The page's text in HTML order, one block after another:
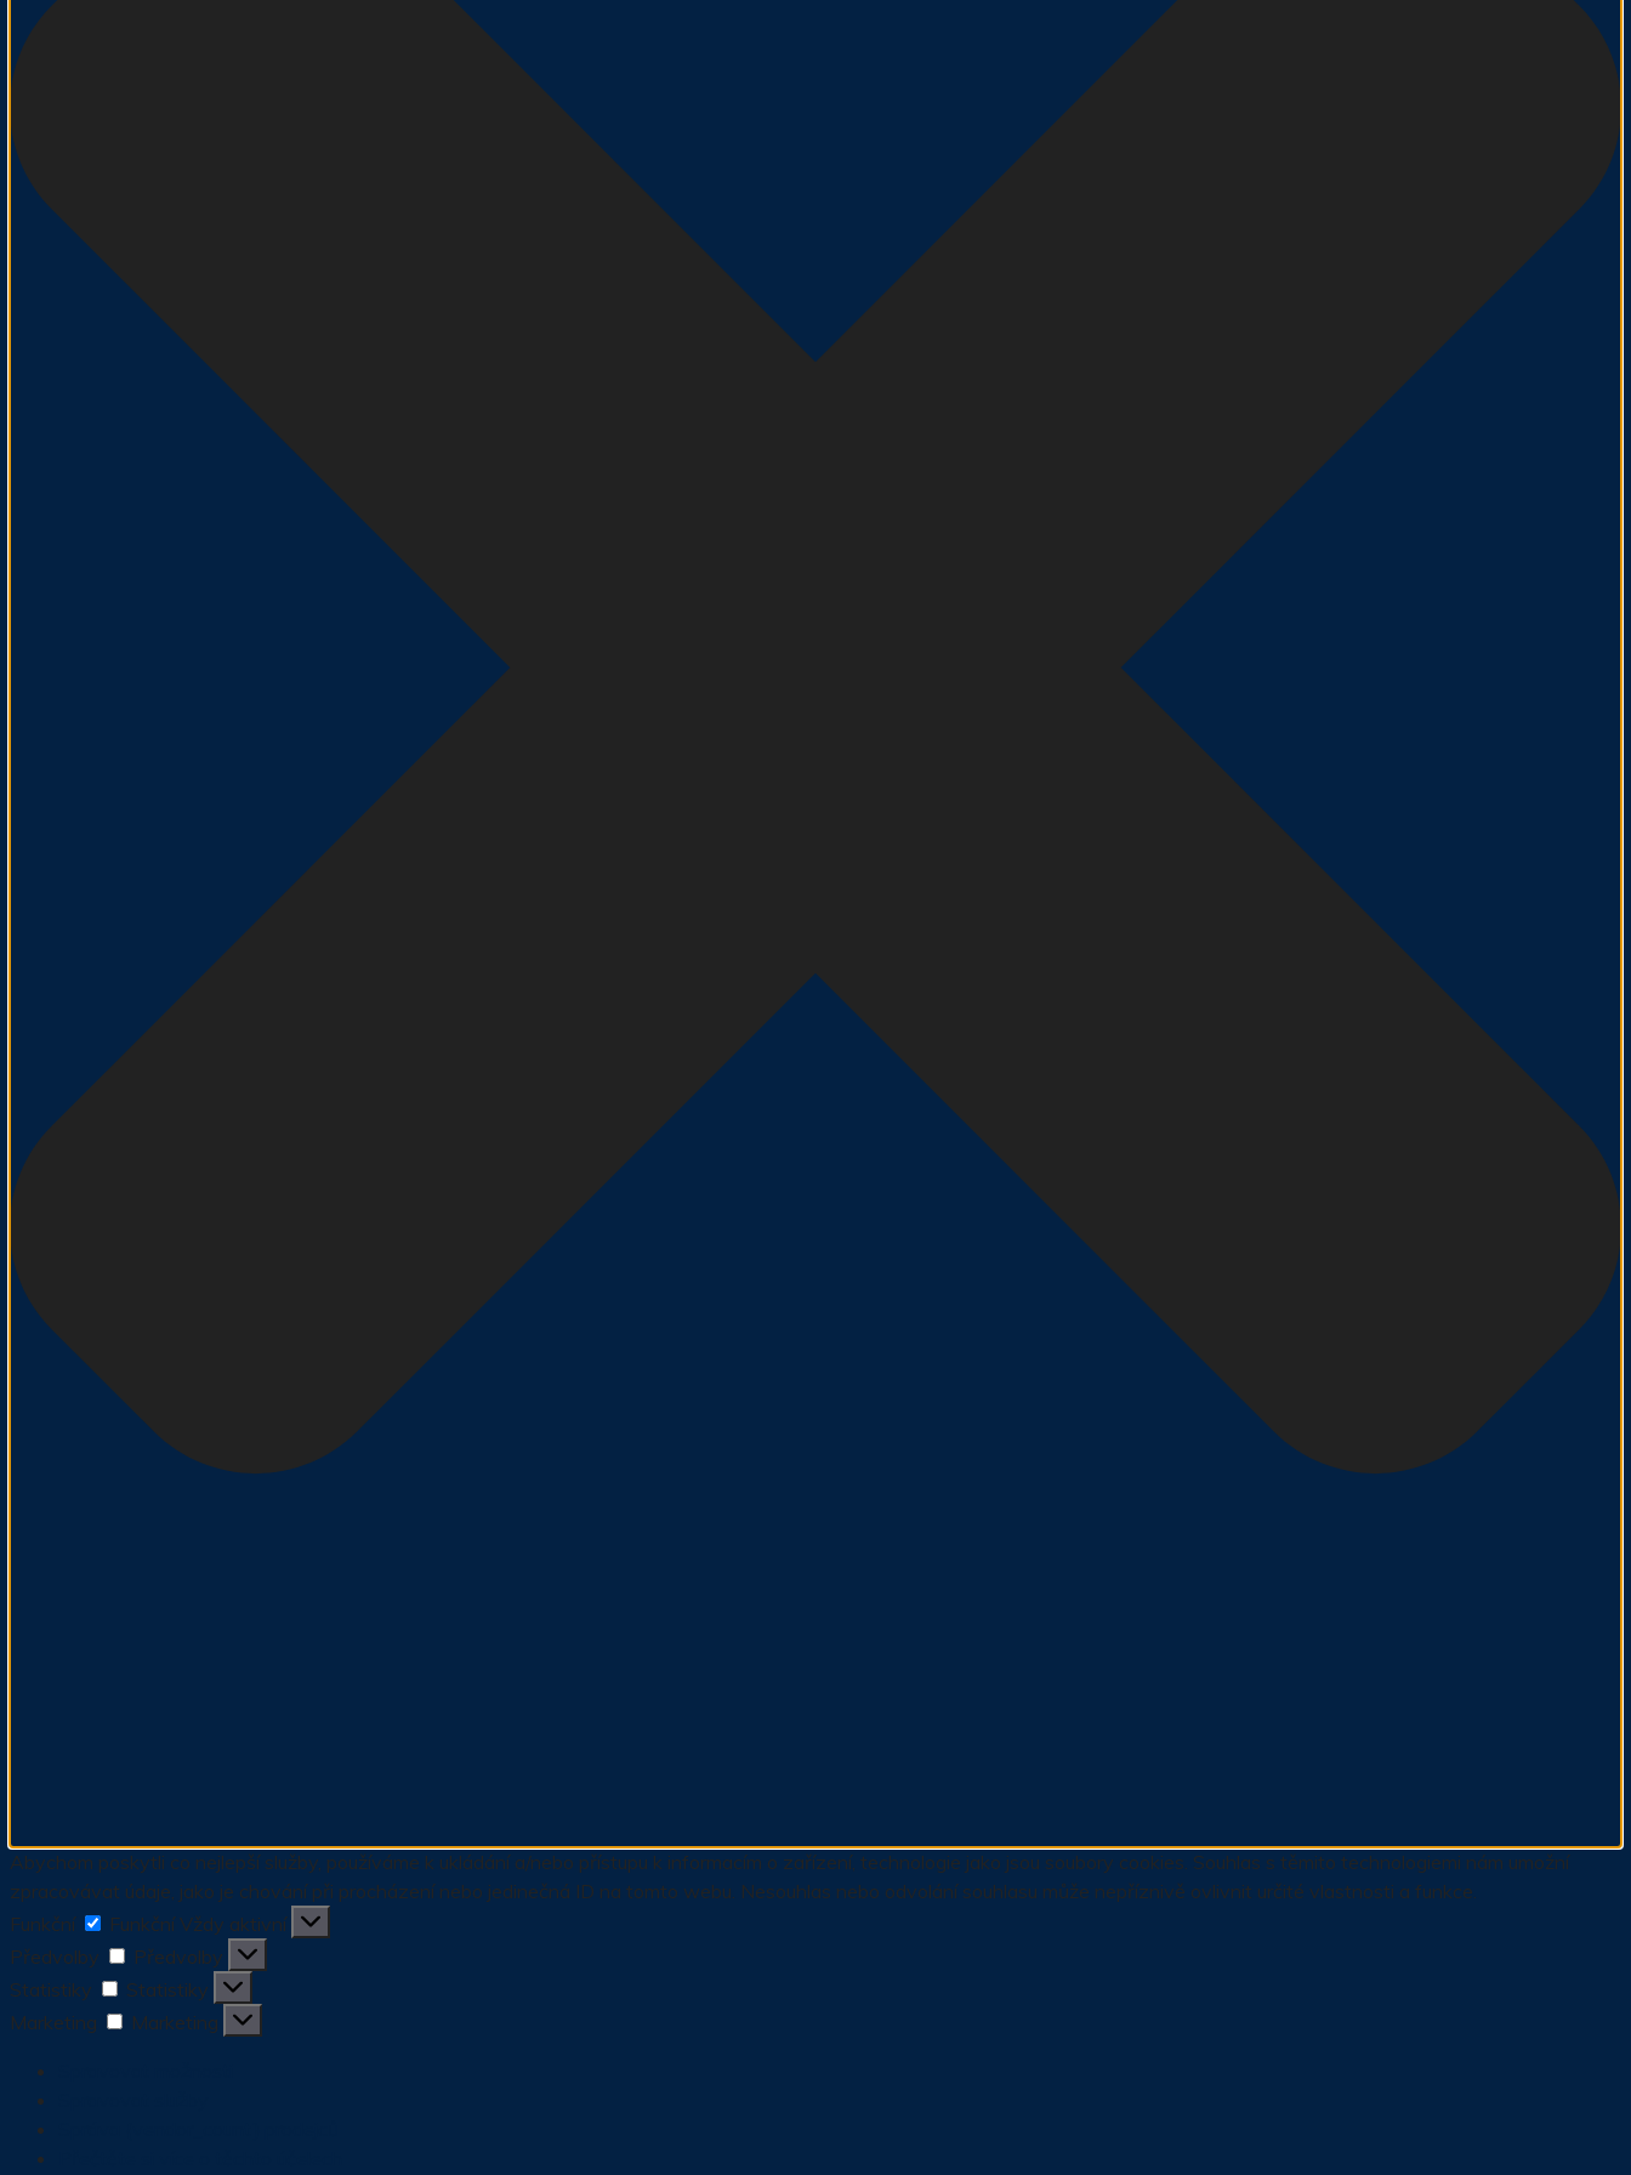
Abychom poskytli co nejlepší služby, používáme k ukládání a/nebo přístupu k informacím o zařízení, technologie jako jsou soubory cookies. Souhlas s těmito technologiemi nám umožní
zpracovávat údaje, jako je chování při procházení nebo jedinečná ID na tomto webu. Nesouhlas nebo odvolání souhlasu může nepříznivě ovlivnit určité vlastnosti a funkce.
Funkční
Funkční Vždy aktivní
Předvolby
Předvolby
Statistiky
Statistiky
Marketing
Marketing